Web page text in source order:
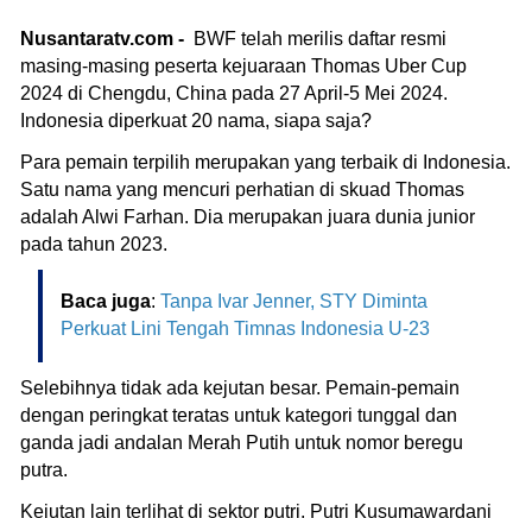
Nusantaratv.com - BWF telah merilis daftar resmi
masing-masing peserta kejuaraan Thomas Uber Cup
2024 di Chengdu, China pada 27 April-5 Mei 2024.
Indonesia diperkuat 20 nama, siapa saja?
Para pemain terpilih merupakan yang terbaik di Indonesia.
Satu nama yang mencuri perhatian di skuad Thomas
adalah Alwi Farhan. Dia merupakan juara dunia junior
pada tahun 2023.
Baca juga: Tanpa Ivar Jenner, STY Diminta
Perkuat Lini Tengah Timnas Indonesia U-23
Selebihnya tidak ada kejutan besar. Pemain-pemain
dengan peringkat teratas untuk kategori tunggal dan
ganda jadi andalan Merah Putih untuk nomor beregu
putra.
Kejutan lain terlihat di sektor putri. Putri Kusumawardani